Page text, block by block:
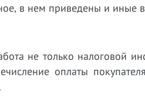
в нем приведены и иные
не только налоговой
оплаты